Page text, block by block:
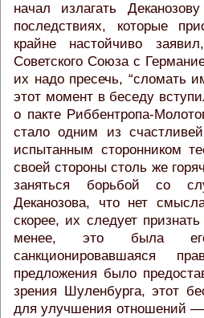
начал излагать
последствиях, которые
крайне настойчиво
Советского Союза с
их надо пресечь, “сломать
этот момент в беседу
о пакте Риббентропа-
стало одним из
испытанным сторонником
своей стороны столь же
заняться борьбой со
Деканозова, что нет
скорее, их следует
менее, это была его
санкционировавшаяся
предложения было
зрения Шуленбурга, этот
для улучшения отношений —